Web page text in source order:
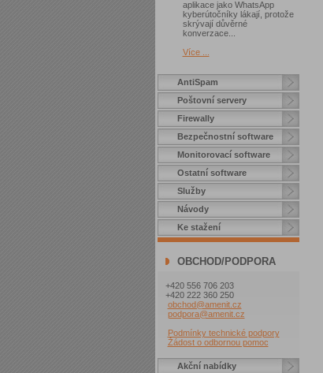
aplikace jako WhatsApp
kyberútočníky lákají, protože
skrývají důvěrné
konverzace...
Více ...
AntiSpam
Poštovní servery
Firewally
Bezpečnostní software
Monitorovací software
Ostatní software
Služby
Návody
Ke stažení
OBCHOD/PODPORA
+420 556 706 203
+420 222 360 250
obchod@amenit.cz
podpora@amenit.cz
Podmínky technické podpory
Žádost o odbornou pomoc
Akční nabídky